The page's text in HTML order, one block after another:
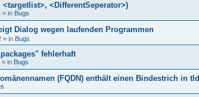
<DifferentSeperator>)
» in Bugs
Dialog wegen laufenden Programmen
» in Bugs
fehlerhaft
» in Bugs
(FQDN) enthält einen Bindestrich in tld